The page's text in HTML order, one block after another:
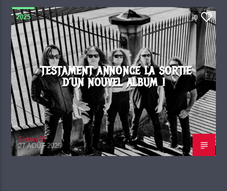
2025 0
TESTAMENT ANNONCE LA SORTIE
D’UN NOUVEL ALBUM !
Sidney65
27 AOÛT 2025